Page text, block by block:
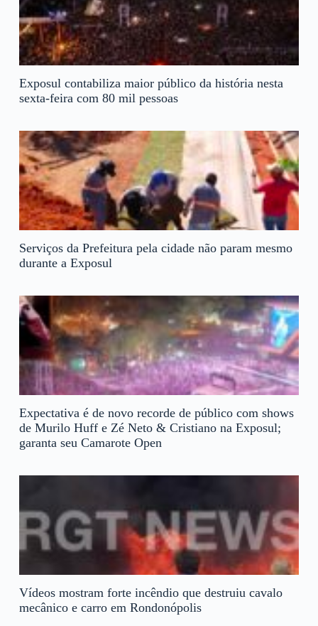
Exposul contabiliza maior público da história nesta
sexta-feira com 80 mil pessoas
Serviços da Prefeitura pela cidade não param mesmo
durante a Exposul
Expectativa é de novo recorde de público com shows
de Murilo Huff e Zé Neto & Cristiano na Exposul;
garanta seu Camarote Open
Vídeos mostram forte incêndio que destruiu cavalo
mecânico e carro em Rondonópolis